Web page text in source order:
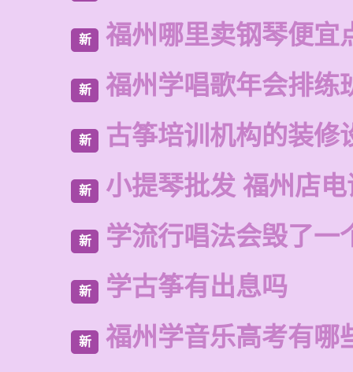
新 福州哪里卖钢琴便宜
新 福州学唱歌年会排练
新 古筝培训机构的装修
新 小提琴批发 福州店
新 学流行唱法会毁了一
新 学古筝有出息吗
新 福州学音乐高考有哪